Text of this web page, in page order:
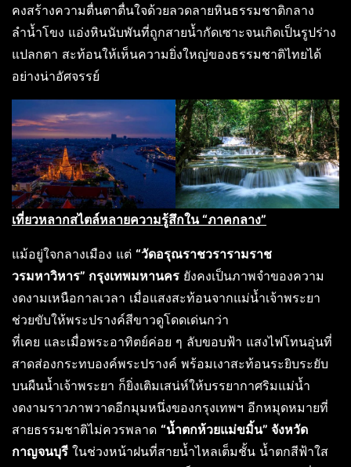
คงสร้างความตื่นตาตื่นใจด้วยลวดลายหินธรรมชาติกลาง
ลำน้ำโขง แอ่งหินนับพันที่ถูกสายน้ำกัดเซาะจนเกิดเป็นรูปร่าง
แปลกตา สะท้อนให้เห็นความยิ่งใหญ่ของธรรมชาติไทยได้
อย่างน่าอัศจรรย์
เที่ยวหลากสไตล์หลายความรู้สึกใน “ภาคกลาง”
แม้อยู่ใจกลางเมือง แต่ “วัดอรุณราชวรารามราช
วรมหาวิหาร” กรุงเทพมหานคร ยังคงเป็นภาพจำของความ
งดงามเหนือกาลเวลา เมื่อแสงสะท้อนจากแม่น้ำเจ้าพระยา
ช่วยขับให้พระปรางค์สีขาวดูโดดเด่นกว่า
ที่เคย และเมื่อพระอาทิตย์ค่อย ๆ ลับขอบฟ้า แสงไฟโทนอุ่นที่
สาดส่องกระทบองค์พระปรางค์ พร้อมเงาสะท้อนระยิบระยับ
บนผืนน้ำเจ้าพระยา ก็ยิ่งเติมเสน่ห์ให้บรรยากาศริมแม่น้ำ
งดงามราวภาพวาดอีกมุมหนึ่งของกรุงเทพฯ อีกหมุดหมายที่
สายธรรมชาติไม่ควรพลาด “น้ำตกห้วยแม่ขมิ้น” จังหวัด
กาญจนบุรี ในช่วงหน้าฝนที่สายน้ำไหลเต็มชั้น น้ำตกสีฟ้าใส